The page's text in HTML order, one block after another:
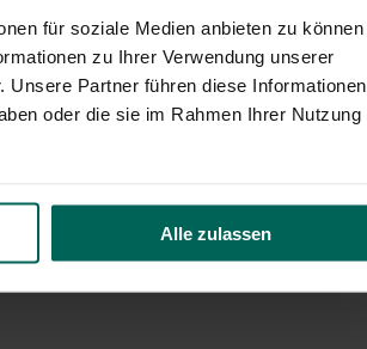
für soziale Medien anbieten zu können
zu Ihrer Verwendung unserer
Partner führen diese Informationen
oder die sie im Rahmen Ihrer Nutzung
Alle zulassen